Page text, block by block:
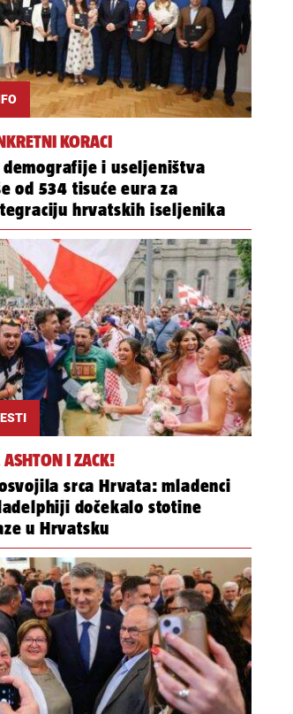
KORACI
i useljeništva
od 534 tisuće eura za
hrvatskih iseljenika
I ZACK!
srca Hrvata: mladenci
dočekalo stotine
u Hrvatsku